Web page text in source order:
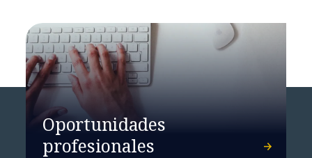
Global GenAI Report
Oportunidades
profesionales